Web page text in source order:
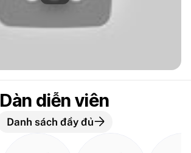
Dàn diễn viên
Danh sách đầy đủ